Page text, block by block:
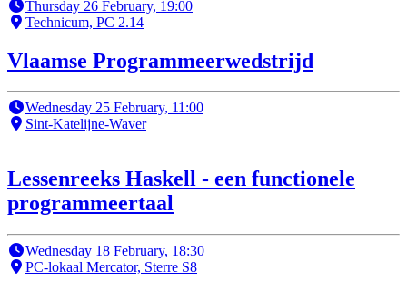
Thursday 26 February, 19:00
Technicum, PC 2.14
Vlaamse Programmeerwedstrijd
Wednesday 25 February, 11:00
Sint-Katelijne-Waver
Lessenreeks Haskell - een functionele
programmeertaal
Wednesday 18 February, 18:30
PC-lokaal Mercator, Sterre S8